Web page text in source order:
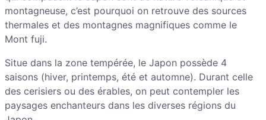
montagneuse, c’est pourquoi on retrouve des sources
thermales et des montagnes magnifiques comme le
Mont fuji.
Situe dans la zone tempérée, le Japon possède 4
saisons (hiver, printemps, été et automne). Durant celle
des cerisiers ou des érables, on peut contempler les
paysages enchanteurs dans les diverses régions du